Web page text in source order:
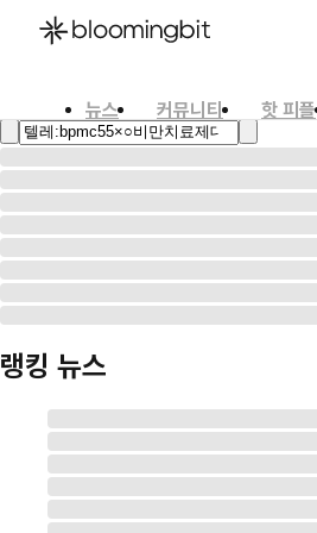
뉴스 커뮤니티 핫 피플
한국어
English
日本語
랭킹 뉴스